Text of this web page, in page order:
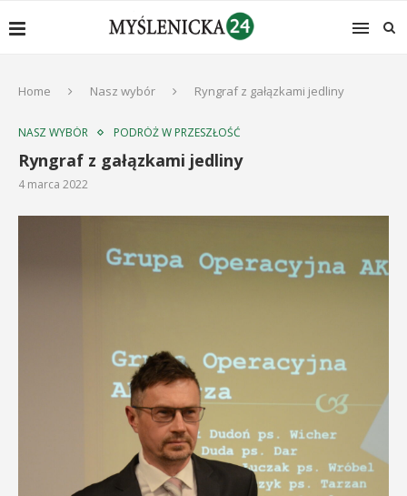
Home Nasz wybór Ryngraf z gałązkami jedliny
NASZ WYBÓR PODRÓŻ W PRZESZŁOŚĆ
Ryngraf z gałązkami jedliny
4 marca 2022